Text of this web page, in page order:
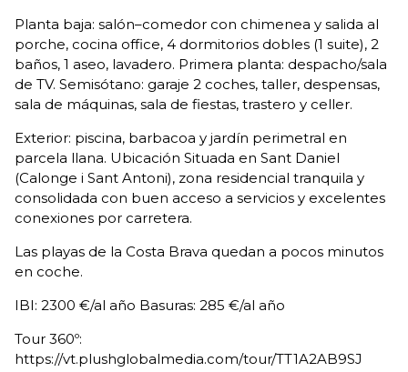
Planta baja: salón–comedor con chimenea y salida al
porche, cocina office, 4 dormitorios dobles (1 suite), 2
baños, 1 aseo, lavadero. Primera planta: despacho/sala
de TV. Semisótano: garaje 2 coches, taller, despensas,
sala de máquinas, sala de fiestas, trastero y celler.
Exterior: piscina, barbacoa y jardín perimetral en
parcela llana. Ubicación Situada en Sant Daniel
(Calonge i Sant Antoni), zona residencial tranquila y
consolidada con buen acceso a servicios y excelentes
conexiones por carretera.
Las playas de la Costa Brava quedan a pocos minutos
en coche.
IBI: 2300 €/al año Basuras: 285 €/al año
Tour 360º:
https://vt.plushglobalmedia.com/tour/TT1A2AB9SJ